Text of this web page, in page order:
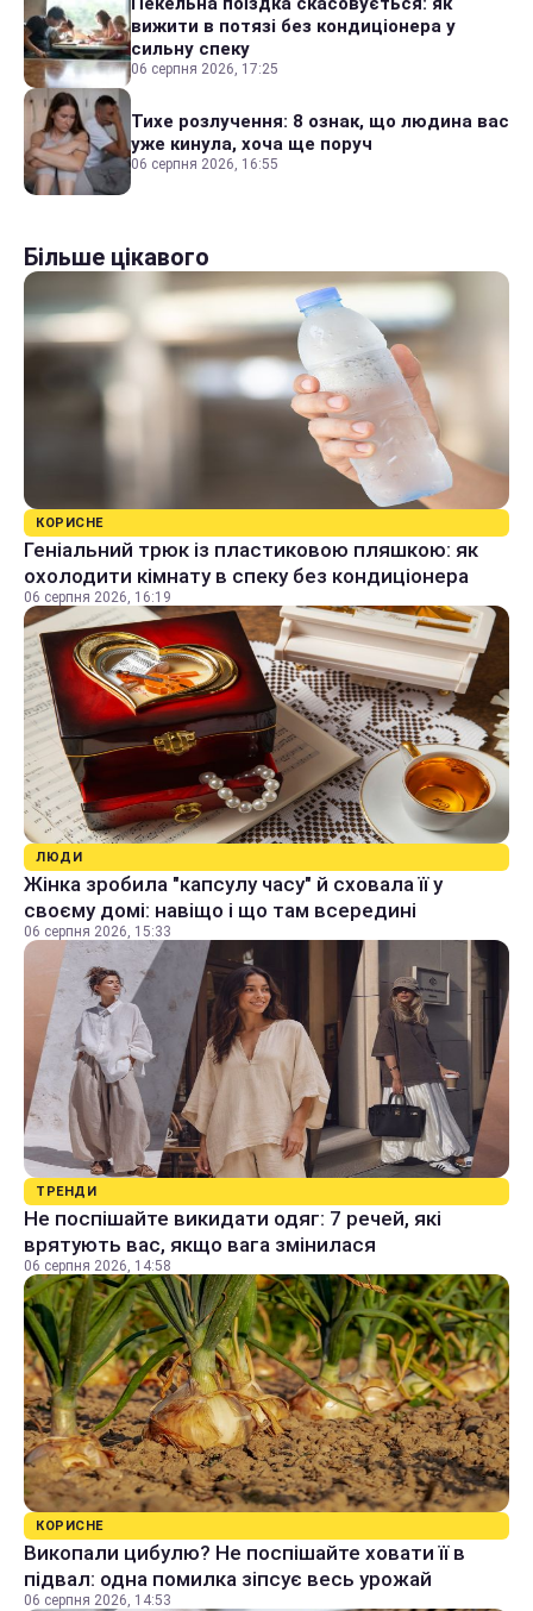
вижити в потязі без кондиціонера у
сильну спеку
06 серпня 2026, 17:25
Тихе розлучення: 8 ознак, що людина вас
уже кинула, хоча ще поруч
06 серпня 2026, 16:55
Більше цікавого
КОРИСНЕ
Геніальний трюк із пластиковою пляшкою: як
охолодити кімнату в спеку без кондиціонера
06 серпня 2026, 16:19
ЛЮДИ
Жінка зробила "капсулу часу" й сховала її у
своєму домі: навіщо і що там всередині
06 серпня 2026, 15:33
ТРЕНДИ
Не поспішайте викидати одяг: 7 речей, які
врятують вас, якщо вага змінилася
06 серпня 2026, 14:58
КОРИСНЕ
Викопали цибулю? Не поспішайте ховати її в
підвал: одна помилка зіпсує весь урожай
06 серпня 2026, 14:53